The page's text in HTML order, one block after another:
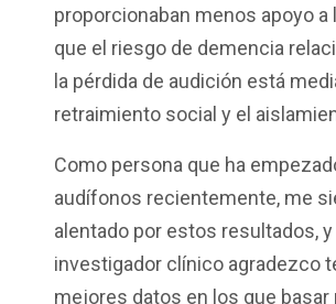
proporcionaban menos apoyo a
que el riesgo de demencia
la pérdida de audición está
retraimiento social y el
Como persona que ha
audífonos recientemente, me
alentado por estos resultados,
investigador clínico agradezco
mejores datos en los que basar